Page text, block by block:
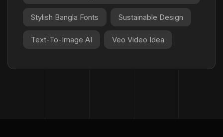
Stylish Bangla Fonts Sustainable Design
Text-To-Image AI Veo Video Idea